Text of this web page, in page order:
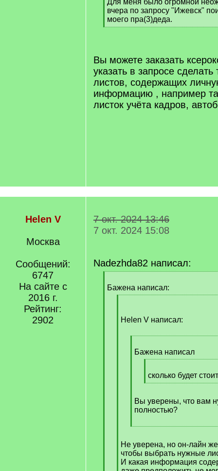
Для меня было огромной
вчера по запросу "Ижевск"
моего пра(3)деда.
[
Вы можете заказать
указать в запросе сделать
листов, содержащих
информацию , например
листок учёта кадров,
Helen V
Москва
Сообщений:
6747
На сайте с
2016 г.
Рейтинг:
2902
7 окт. 2024 13:46
7 окт. 2024 15:08
Nadezhda82 написал:
q
Бажена написал:
]Helen V написал:
q
Бажена написал
q
]
сколько будет
[
q
]
Вы уверены, что вам
полностью?
[
q
]
Не уверена, но он-лайн
чтобы выбрать нужные
И какая информация